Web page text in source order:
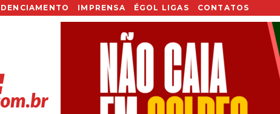
IMPRENSA ÉGOL LIGAS CONTATOS